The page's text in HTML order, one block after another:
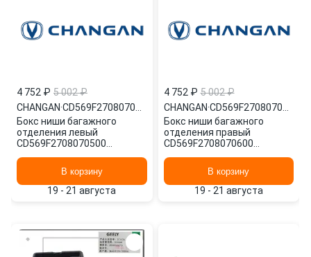
4 752 ₽ 5 002 ₽
CHANGAN·
Бокс ниши багажного
отделения левый
CD569F2708070500
В корзину
19 - 21 августа
4 752 ₽ 5 002 ₽
CHANGAN·
Бокс ниши багажного
отделения правый
CD569F2708070600
В корзину
19 - 21 августа